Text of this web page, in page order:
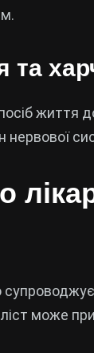
та
життя
може